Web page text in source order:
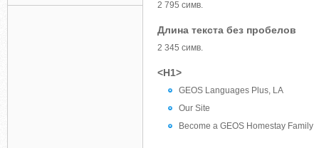
2 795 симв.
Длина текста без пробелов
2 345 симв.
<H1>
GEOS Languages Plus, LA
Our Site
Become a GEOS Homestay Family